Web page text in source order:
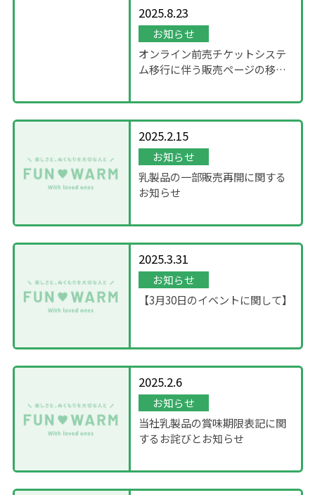
2025.8.23
お知らせ
オンライン前売チケットシステ
ム移行に伴う販売ページの移設
2025.2.15
お知らせ
乳製品の一部販売再開に関する
お知らせ
2025.3.31
お知らせ
【3月30日のイベントに関して】
2025.2.6
お知らせ
当社乳製品の賞味期限表記に関
するお詫びとお知らせ